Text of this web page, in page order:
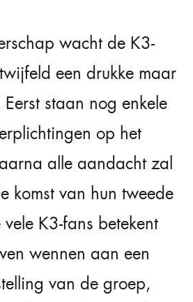
wacht de K3-
een drukke maar
staan nog enkele
op het
alle aandacht zal
komst van hun tweede
K3-fans betekent
wennen aan een
van de groep,